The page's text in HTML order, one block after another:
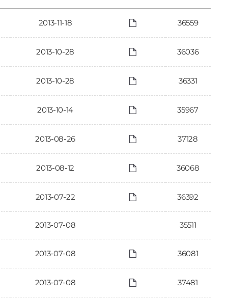
2013-11-18 36559
2013-10-28 36036
2013-10-28 36331
2013-10-14 35967
2013-08-26 37128
2013-08-12 36068
2013-07-22 36392
2013-07-08 35511
2013-07-08 36081
2013-07-08 37481